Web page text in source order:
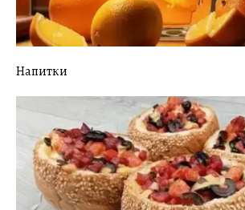
Напитки